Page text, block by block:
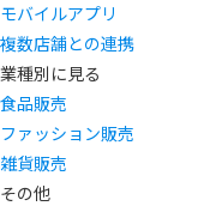
モバイルアプリ
複数店舗との連携
業種別に見る
食品販売
ファッション販売
雑貨販売
その他